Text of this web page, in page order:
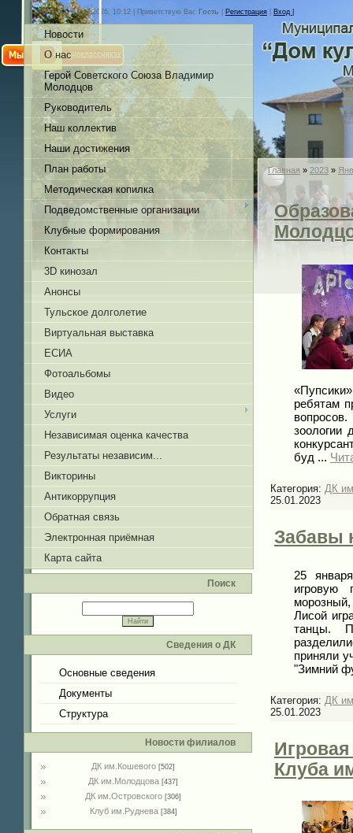
Пятница, 07.08.2026, 10:12 | Приветствую Вас Гость Регистрация Вход |
Новости
О нас
Герой Советского Союза Владимир
Молодцов
Руководитель
Наш коллектив
Наши достижения
План работы
Методическая копилка
Подведомственные организации
Клубные формирования
Контакты
3D кинозал
Анонсы
Тульское долголетие
Виртуальная выставка
ЕСИА
Фотоальбомы
Видео
Услуги
Независимая оценка качества
Результаты независим...
Викторины
Антикоррупция
Обратная связь
Электронная приёмная
Карта сайта
Поиск
Сведения о ДК
Основные сведения
Документы
Структура
Новости филиалов
ДК им.Кошевого [502]
ДК им.Молодцова [437]
ДК им.Островского [306]
Клуб им.Руднева [384]
Главная » 2023 »
ребятам
зоологии
буд ...
Категория: ДК
25.01.2023
Забавы
25
игровую
Лисой
танцы.
приняли
"Зимний
Категория: ДК
25.01.2023
Клуба